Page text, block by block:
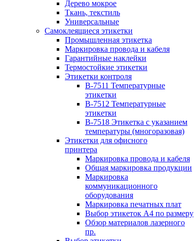
Дерево мокрое
Ткань, текстиль
Универсальные
Самоклеящиеся этикетки
Промышленная этикетка
Маркировка провода и кабеля
Гарантийные наклейки
Термостойкие этикетки
Этикетки контроля
B-7511 Температурные
этикетки
B-7512 Температурные
этикетки
B-7518 Этикетка с указанием
температуры (многоразовая)
Этикетки для офисного
принтера
Маркировка провода и кабеля
Общая маркировка продукции
Маркировка
коммуникационного
оборудования
Маркировка печатных плат
Выбор этикеток А4 по размеру
Обзор материалов лазерного
пр.